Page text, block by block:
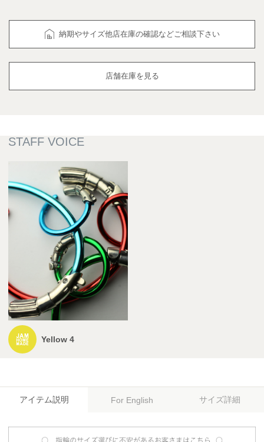
納期やサイズ他店在庫の確認などご相談下さい
店舗在庫を見る
Yellow 4
アイテム説明 For English サイズ詳細